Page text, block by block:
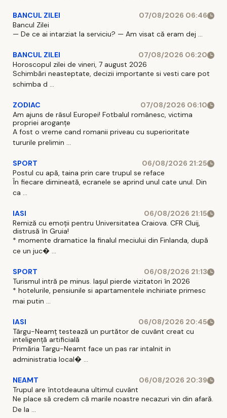
BANCUL ZILEI
07/08/2026 06:46
Bancul Zilei
— De ce ai intarziat la serviciu? — Am visat că eram dej ...
BANCUL ZILEI
07/08/2026 06:20
Horoscopul zilei de vineri, 7 august 2026
Schimbări neasteptate, decizii importante si vesti care pot
schimba d ...
ZODIAC
07/08/2026 06:10
Am ajuns de râsul Europei! Fotbalul românesc, victima
propriei aroganțe
A fost o vreme cand romanii priveau cu superioritate
tururile prelimin ...
SPORT
06/08/2026 21:25
Postul cu apă, taina prin care trupul se reface
În fiecare dimineată, ecranele se aprind unul cate unul. Din
ca ...
IASI
06/08/2026 21:15
Remiză cu emoții pentru Universitatea Craiova. CFR Cluij,
distrusă în Gruia!
* momente dramatice la finalul meciului din Finlanda, după
ce un juc� ...
SPORT
06/08/2026 21:13
Turismul intră pe minus. Iașul pierde vizitatori în 2026
* hotelurile, pensiunile si apartamentele inchiriate primesc
mai putin ...
IASI
06/08/2026 20:45
Târgu-Neamț testează un purtător de cuvânt creat cu
inteligență artificială
Primăria Targu-Neamt face un pas rar intalnit in
administratia local� ...
NEAMT
06/08/2026 20:39
Trupul are întotdeauna ultimul cuvânt
Ne place să credem că marile noastre necazuri vin din afară.
De la ...